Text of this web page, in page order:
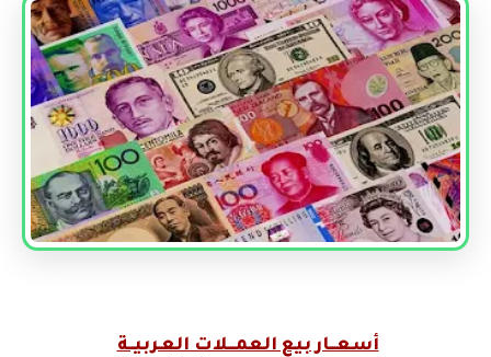
أسعـــار بيع العمـــلات العـربيــة